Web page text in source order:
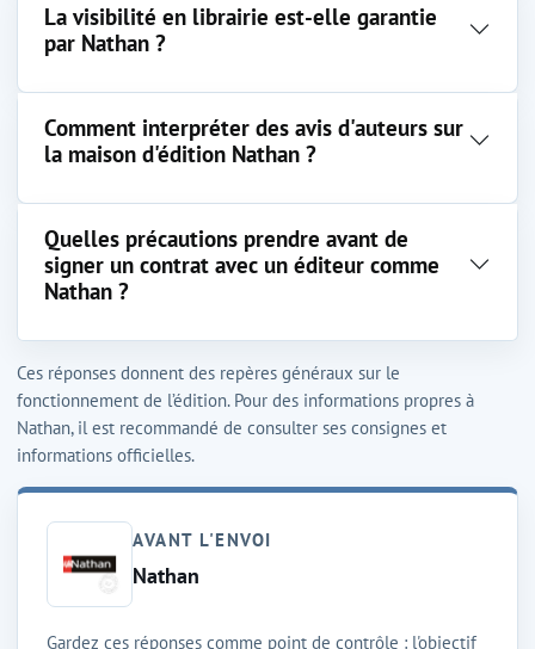
La visibilité en librairie est-elle garantie
par Nathan ?
Comment interpréter des avis d'auteurs sur
la maison d'édition Nathan ?
Quelles précautions prendre avant de
signer un contrat avec un éditeur comme
Nathan ?
Ces réponses donnent des repères généraux sur le
fonctionnement de l’édition. Pour des informations propres à
Nathan, il est recommandé de consulter ses consignes et
informations officielles.
AVANT L'ENVOI
Nathan
Gardez ces réponses comme point de contrôle : l'objectif